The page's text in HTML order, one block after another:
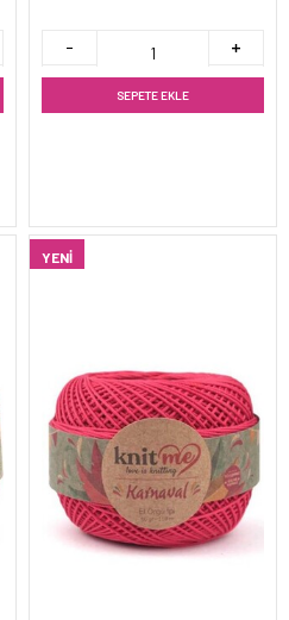
SEPETE EKLE
YENI